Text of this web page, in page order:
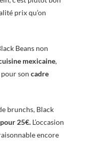
prix qu’on
Beans non
mexicaine,
pour son cadre
brunchs, Black
25€. L’occasion
encore